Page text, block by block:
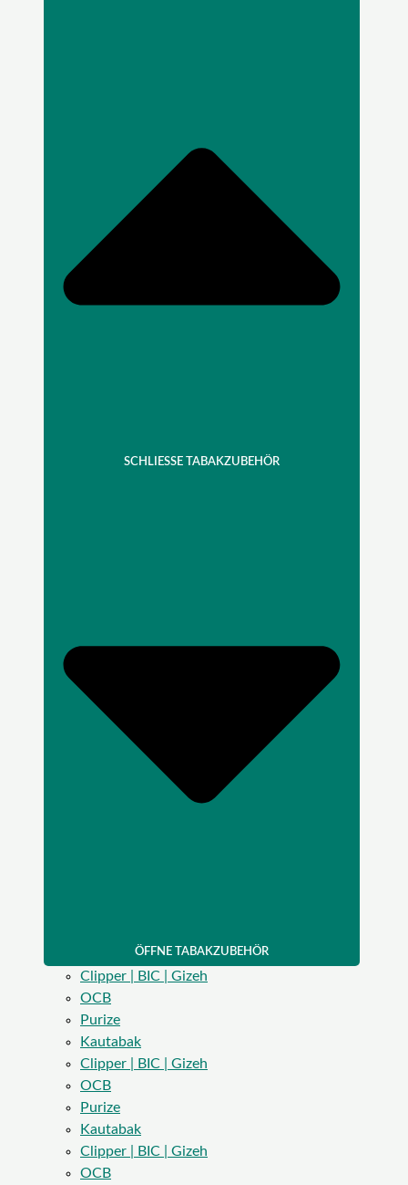
SCHLIESSE TABAKZUBEHÖR
ÖFFNE TABAKZUBEHÖR
Clipper | BIC | Gizeh
OCB
Purize
Kautabak
Clipper | BIC | Gizeh
OCB
Purize
Kautabak
Clipper | BIC | Gizeh
OCB